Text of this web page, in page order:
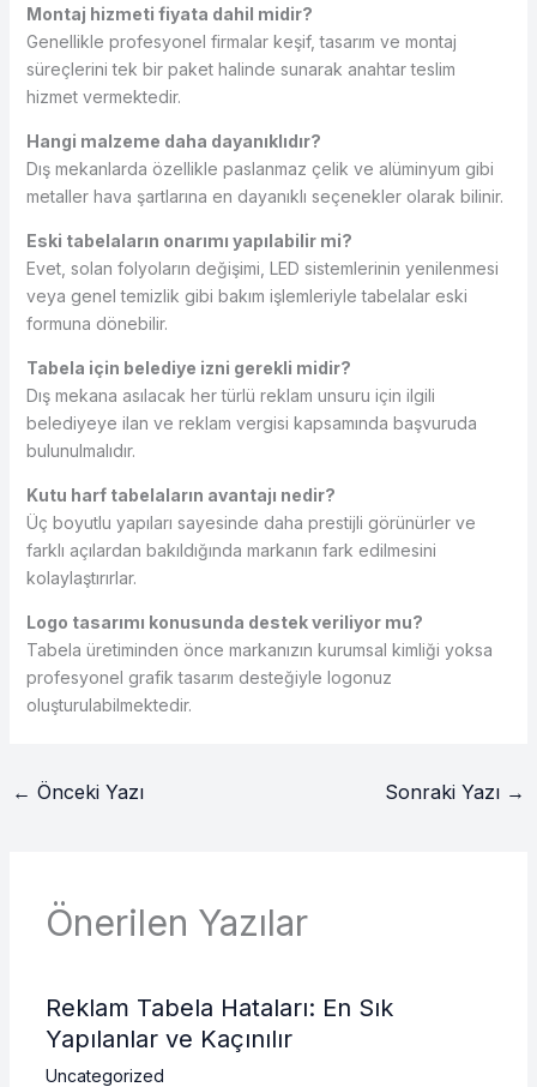
Montaj hizmeti fiyata dahil midir?
Genellikle profesyonel firmalar keşif, tasarım ve montaj
süreçlerini tek bir paket halinde sunarak anahtar teslim
hizmet vermektedir.
Hangi malzeme daha dayanıklıdır?
Dış mekanlarda özellikle paslanmaz çelik ve alüminyum gibi
metaller hava şartlarına en dayanıklı seçenekler olarak bilinir.
Eski tabelaların onarımı yapılabilir mi?
Evet, solan folyoların değişimi, LED sistemlerinin yenilenmesi
veya genel temizlik gibi bakım işlemleriyle tabelalar eski
formuna dönebilir.
Tabela için belediye izni gerekli midir?
Dış mekana asılacak her türlü reklam unsuru için ilgili
belediyeye ilan ve reklam vergisi kapsamında başvuruda
bulunulmalıdır.
Kutu harf tabelaların avantajı nedir?
Üç boyutlu yapıları sayesinde daha prestijli görünürler ve
farklı açılardan bakıldığında markanın fark edilmesini
kolaylaştırırlar.
Logo tasarımı konusunda destek veriliyor mu?
Tabela üretiminden önce markanızın kurumsal kimliği yoksa
profesyonel grafik tasarım desteğiyle logonuz
oluşturulabilmektedir.
← Önceki Yazı Sonraki Yazı →
Önerilen Yazılar
Reklam Tabela Hataları: En Sık
Yapılanlar ve Kaçınılır
Uncategorized